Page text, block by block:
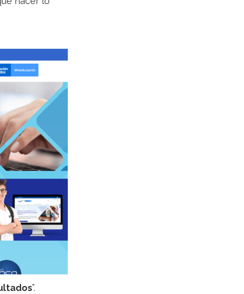
”.